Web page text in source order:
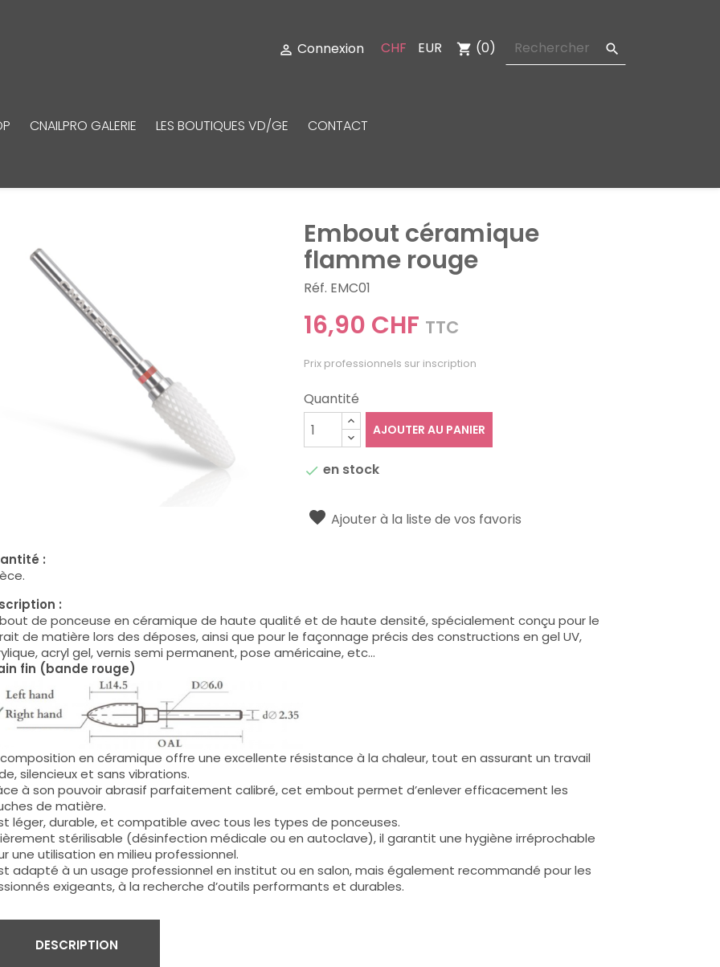
 Connexion CHF EUR shopping_cart (0) 
CNAILPRO GALERIE LES BOUTIQUES VD/GE CONTACT
Embout céramique
flamme rouge
Réf. EMC01
16,90 CHF TTC
Prix professionnels sur inscription
Quantité
AJOUTER AU PANIER
 en stock
Ajouter à la liste de vos favoris
:
:
de ponceuse en céramique de haute qualité et de haute densité, spécialement conçu pour le
de matière lors des déposes, ainsi que pour le façonnage précis des constructions en gel UV,
acryl gel, vernis semi permanent, pose américaine, etc...
fin (bande rouge)
en céramique offre une excellente résistance à la chaleur, tout en assurant un travail
silencieux et sans vibrations.
à son pouvoir abrasif parfaitement calibré, cet embout permet d’enlever efficacement les
de matière.
léger, durable, et compatible avec tous les types de ponceuses.
stérilisable (désinfection médicale ou en autoclave), il garantit une hygiène irréprochable
une utilisation en milieu professionnel.
adapté à un usage professionnel en institut ou en salon, mais également recommandé pour les
exigeants, à la recherche d’outils performants et durables.
DESCRIPTION